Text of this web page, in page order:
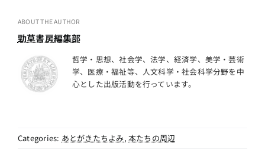
ABOUT THE AUTHOR
勁草書房編集部
哲学・思想、社会学、法学、経済学、美学・芸術
学、医療・福祉等、人文科学・社会科学分野を中
心とした出版活動を行っています。
Categories: あとがきたちよみ, 本たちの周辺